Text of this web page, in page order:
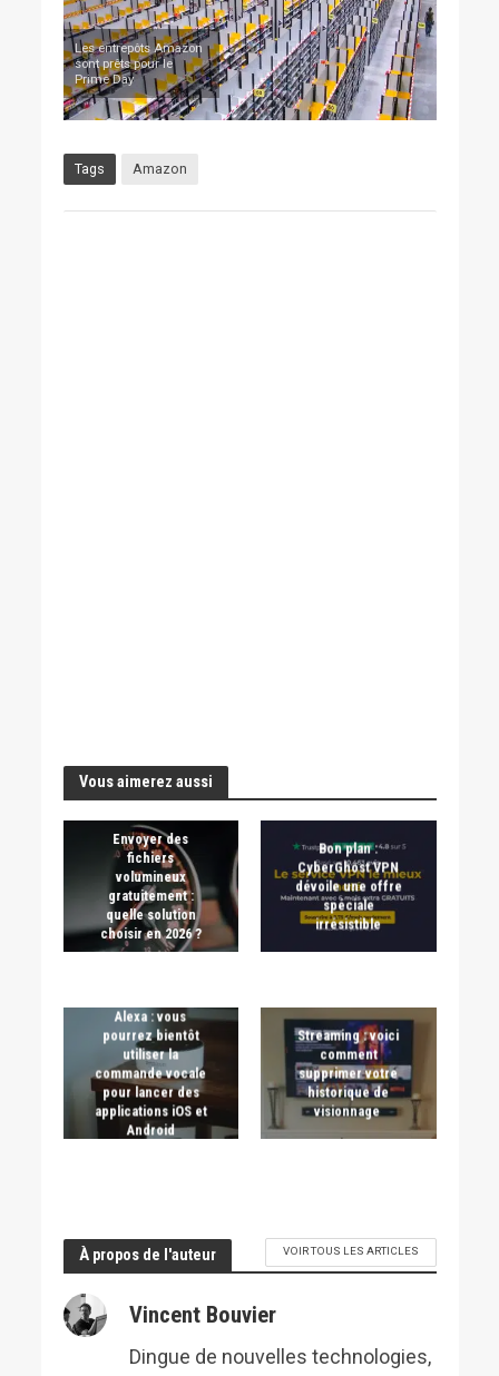
Les entrepôts Amazon
sont prêts pour le
Prime Day
Tags Amazon
Vous aimerez aussi
Envoyer des
fichiers
volumineux
gratuitement :
quelle solution
choisir en 2026 ?
Bon plan :
CyberGhost VPN
dévoile une offre
spéciale
irrésistible
Alexa : vous
pourrez bientôt
utiliser la
commande vocale
pour lancer des
applications iOS et
Android
Streaming : voici
comment
supprimer votre
historique de
visionnage
À propos de l'auteur VOIR TOUS LES ARTICLES
Vincent Bouvier
Dingue de nouvelles technologies,